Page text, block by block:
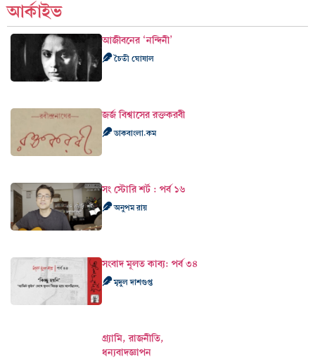
আর্কাইভ
আজীবনের ‘নন্দিনী’
চৈতী ঘোষাল
জর্জ বিশ্বাসের রক্তকরবী
ডাকবাংলা.কম
সং স্টোরি শর্ট : পর্ব ১৬
অনুপম রায়
সংবাদ মূলত কাব‍্য: পর্ব ৩৪
মৃদুল দাশগুপ্ত
গ্র্যামি, রাজনীতি,
ধন্যবাদজ্ঞাপন